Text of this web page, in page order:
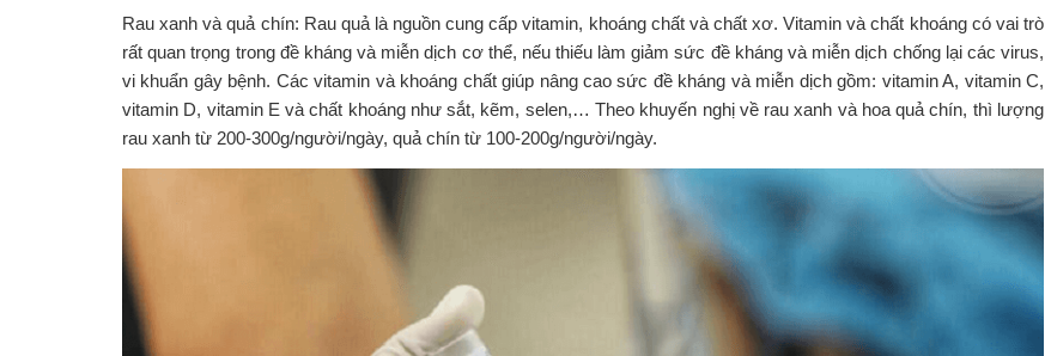
Rau xanh và quả chín: Rau quả là nguồn cung cấp vitamin, khoáng chất và chất xơ. Vitamin và chất khoáng có vai trò
rất quan trọng trong đề kháng và miễn dịch cơ thể, nếu thiếu làm giảm sức đề kháng và miễn dịch chống lại các virus,
vi khuẩn gây bệnh. Các vitamin và khoáng chất giúp nâng cao sức đề kháng và miễn dịch gồm: vitamin A, vitamin C,
vitamin D, vitamin E và chất khoáng như sắt, kẽm, selen,… Theo khuyến nghị về rau xanh và hoa quả chín, thì lượng
rau xanh từ 200-300g/người/ngày, quả chín từ 100-200g/người/ngày.